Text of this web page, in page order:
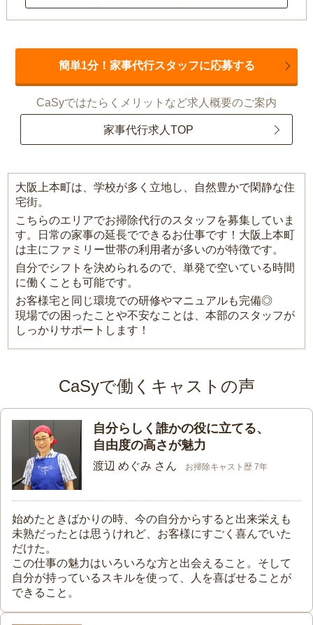
簡単1分！家事代行スタッフに応募する
CaSyではたらくメリットなど求人概要のご案内
家事代行求人TOP
大阪上本町は、学校が多く立地し、自然豊かで閑静な住
宅街。
こちらのエリアでお掃除代行のスタッフを募集していま
す。日常の家事の延長でできるお仕事です！大阪上本町
は主にファミリー世帯の利用者が多いのが特徴です。
自分でシフトを決められるので、単発で空いている時間
に働くことも可能です。
お客様宅と同じ環境での研修やマニュアルも完備◎
現場での困ったことや不安なことは、本部のスタッフが
しっかりサポートします！
CaSyで働くキャストの声
自分らしく誰かの役に立てる、
自由度の高さが魅力
渡辺 めぐみ さん お掃除キャスト歴 7年
始めたときばかりの時、今の自分からすると出来栄えも
未熟だったとは思うけれど、お客様にすごく喜んでいた
だけた。
この仕事の魅力はいろいろな方と出会えること。そして
自分が持っているスキルを使って、人を喜ばせることが
できること。